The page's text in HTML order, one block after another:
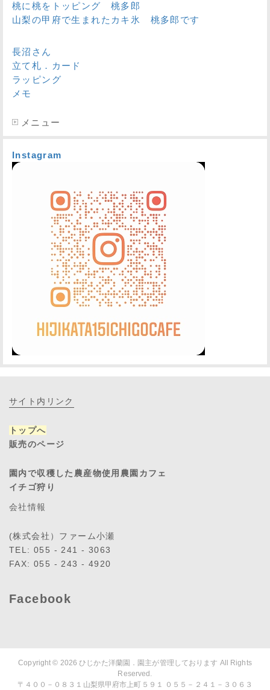
桃に桃をトッピング 桃多郎
山梨の甲府で生まれたカキ氷 桃多郎です
長沼さん
立て札．カード
ラッピング
メモ
メニュー
Instagram
サイト内リンク
トップへ
販売のページ
園内で収穫した農産物使用農園カフェ
イチゴ狩り
会社情報
(株式会社）ファーム小瀬
TEL: 055 - 241 - 3063
FAX: 055 - 243 - 4920
Facebook
Copyright © 2026ひじかた洋蘭園．園主が管理しております All Rights
Reserved.
〒４００－０８３１山梨県甲府市上町５９１ ０５５－２４１－３０６３